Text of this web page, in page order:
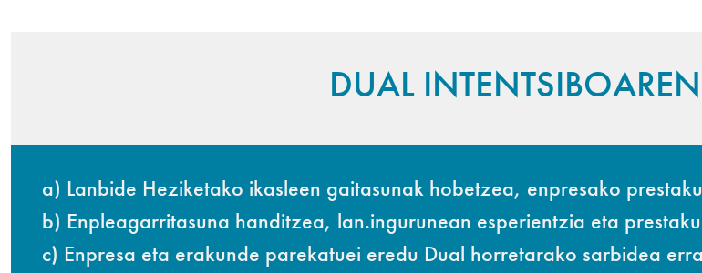
DUAL
a) Lanbide Heziketako ikasleen gaitasunak hobetzea, enpresako
b) Enpleagarritasuna handitzea, lan.ingurunean esperientzia eta
c) Enpresa eta erakunde parekatuei eredu Dual horretarako sarbidea